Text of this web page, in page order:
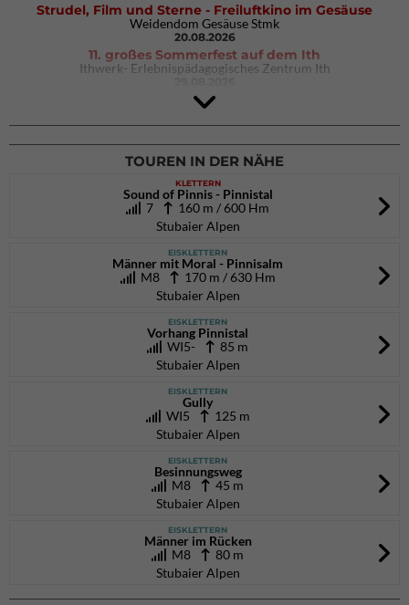
Strudel, Film und Sterne - Freiluftkino im Gesäuse
Weidendom Gesäuse Stmk
20.08.2026
11. großes Sommerfest auf dem Ith
Ithwerk- Erlebnispädagogisches Zentrum Ith
4Blocs KIDS 2026
DAV Kletter- & Boulderzentrum München Süd (Thalkirchen)
26.09.2026
TOUREN IN DER NÄHE
KLETTERN
Sound of Pinnis - Pinnistal
7
160 m / 600 Hm
Stubaier Alpen
EISKLETTERN
Männer mit Moral - Pinnisalm
M8 170 m / 630 Hm
Stubaier Alpen
EISKLETTERN
Vorhang Pinnistal
WI5-
85 m
Stubaier Alpen
EISKLETTERN
Gully
WI5 125 m
Stubaier Alpen
EISKLETTERN
Besinnungsweg
M8
45 m
Stubaier Alpen
EISKLETTERN
Männer im Rücken
M8
80 m
Stubaier Alpen